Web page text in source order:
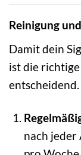
Reinigung
Damit dein
ist die
nach jeder